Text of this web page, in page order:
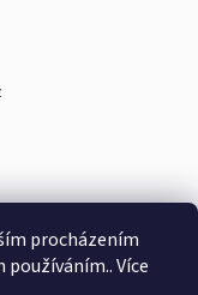
procházením
Více